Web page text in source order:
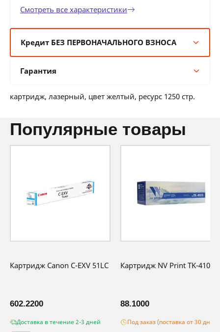
Смотреть все характеристики
Кредит БЕЗ ПЕРВОНАЧАЛЬНОГО ВЗНОСА
12 мес:18 BYN/мес
36 мес:7 BYN/мес
Гарантия
12 месяцев официальной гарантии от
картридж, лазерный, цвет желтый, ресурс 1250 стр.
популярные товары
Картридж Canon C-EXV 51LC
602.2200
Доставка в течение 2-3 дней
Картридж NV Print TK-4105
88.1000
Под заказ (поставка от 30 дней)